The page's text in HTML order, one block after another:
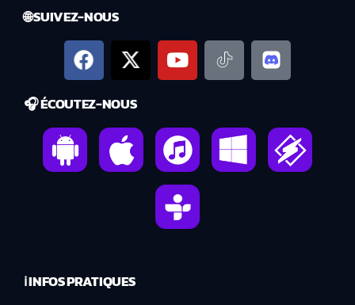
🌐 SUIVEZ-NOUS
🎧 ÉCOUTEZ-NOUS
ℹ️ INFOS PRATIQUES